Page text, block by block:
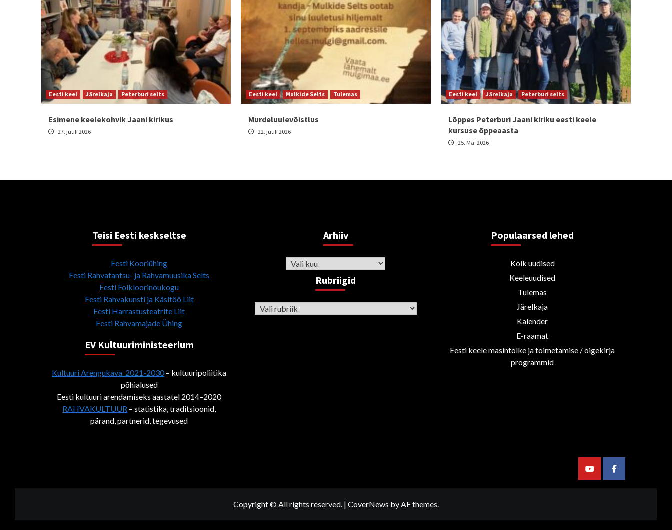
Eesti keel Järelkaja Peterburi selts
Esimene keelekohvik Jaani kirikus
27. juuli 2026
Eesti keel Mulkide Selts Tulemas
Murdeluulevõistlus
22. juuli 2026
Eesti keel Järelkaja Peterburi selts
Lõppes Peterburi Jaani kiriku eesti keele
kursuse õppeaasta
25. Mai 2026
Teisi Eesti keskseltse
Eesti Kooriühing
Eesti Rahvatantsu- ja Rahvamuusika Selts
Eesti Folkloorinõukogu
Eesti Rahvakunsti ja Käsitöö Liit
Eesti Harrastusteatrite Liit
Eesti Rahvamajade Ühing
EV Kultuuriministeerium
Kultuuri Arengukava 2021-2030– kultuuripoliitika
põhialused
Eesti kultuuri arendamiseks aastatel 2014–2020
RAHVAKULTUUR – statistika, traditsioonid,
pärand, partnerid, tegevused
Arhiiv
Arhiiv
Rubriigid
Rubriigid
Populaarsed lehed
Kõik uudised
Keeleuudised
Tulemas
Järelkaja
Kalender
E-raamat
Eesti keele masintõlke ja toimetamise / õigekirja
programmid
YoutubeFacebook
Copyright © All rights reserved. | CoverNews by AF themes.